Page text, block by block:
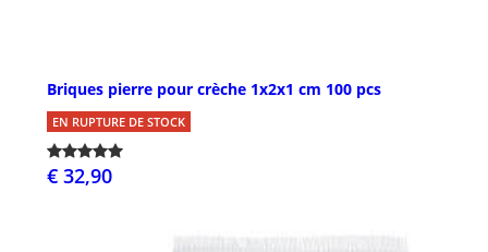
Briques pierre pour crèche 1x2x1 cm 100 pcs
EN RUPTURE DE STOCK
€ 32,90